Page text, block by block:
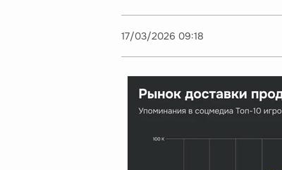
17/03/2026 09:18